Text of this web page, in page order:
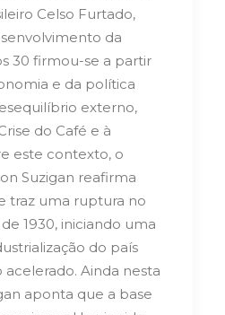
Celso Furtado,
da
30 firmou-se a partir
e da política
externo,
do Café e à
este contexto, o
Suzigan reafirma
traz uma ruptura no
1930, iniciando uma
do país
Ainda nesta
aponta que a base